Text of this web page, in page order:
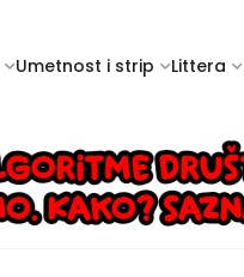
Umetnost i strip Littera